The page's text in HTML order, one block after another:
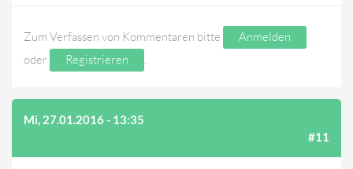
Zum Verfassen von Kommentaren bitte
Anmelden
oder
Registrieren .
Mi, 27.01.2016 - 13:35
#11